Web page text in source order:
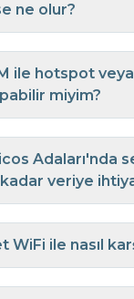
ne olur?
ile hotspot
miyim?
Adaları'nda
veriye
ile nasıl